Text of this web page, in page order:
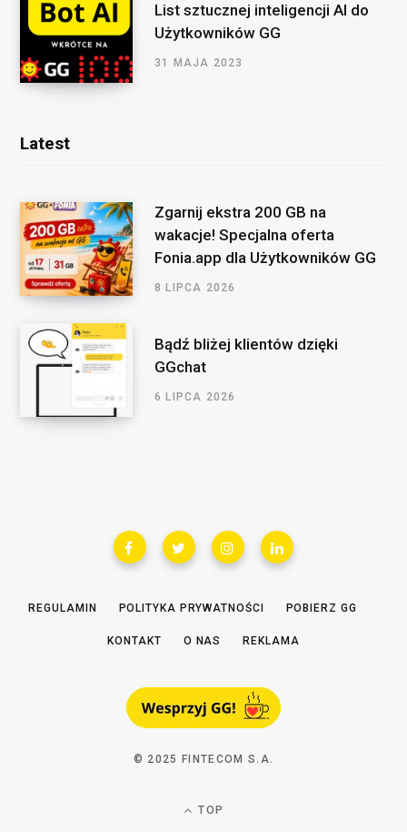
List sztucznej inteligencji AI do
Użytkowników GG
31 MAJA 2023
Latest
Zgarnij ekstra 200 GB na
wakacje! Specjalna oferta
Fonia.app dla Użytkowników GG
8 LIPCA 2026
Bądź bliżej klientów dzięki
GGchat
6 LIPCA 2026
REGULAMIN POLITYKA PRYWATNOŚCI POBIERZ GG
KONTAKT O NAS REKLAMA
© 2025 FINTECOM S.A.
TOP